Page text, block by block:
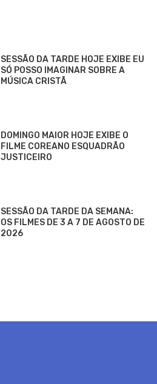
SESSÃO DA TARDE HOJE EXIBE EU
SÓ POSSO IMAGINAR SOBRE A
MÚSICA CRISTÃ
DOMINGO MAIOR HOJE EXIBE O
FILME COREANO ESQUADRÃO
JUSTICEIRO
SESSÃO DA TARDE DA SEMANA:
OS FILMES DE 3 A 7 DE AGOSTO DE
2026